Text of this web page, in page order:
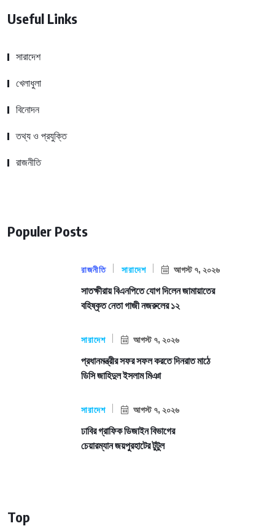
Useful Links
সারাদেশ
খেলাধুলা
বিনোদন
তথ্য ও প্রযুক্তি
রাজনীতি
Populer Posts
রাজনীতি সারাদেশ আগস্ট ৭, ২০২৬
সাতক্ষীরায় বিএনপিতে যোগ দিলেন জামায়াতের
বহিষ্কৃত নেতা গাজী নজরুলের ১২
সারাদেশ আগস্ট ৭, ২০২৬
প্রধানমন্ত্রীর সফর সফল করতে দিনরাত মাঠে
ডিসি জাহিদুল ইসলাম মিঞা
সারাদেশ আগস্ট ৭, ২০২৬
ঢাবির গ্রাফিক ডিজাইন বিভাগের
চেয়ারম্যান জয়পুরহাটের টুটুল
Top